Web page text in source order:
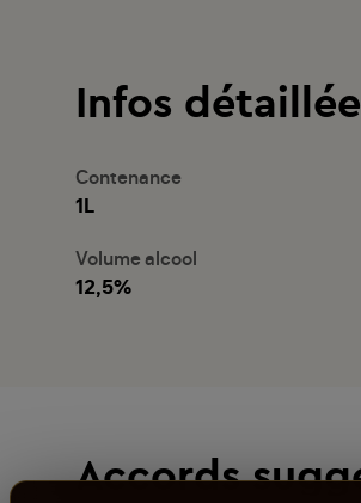
Infos
Contenance
1L
Volume alcool
12,5%
Accords